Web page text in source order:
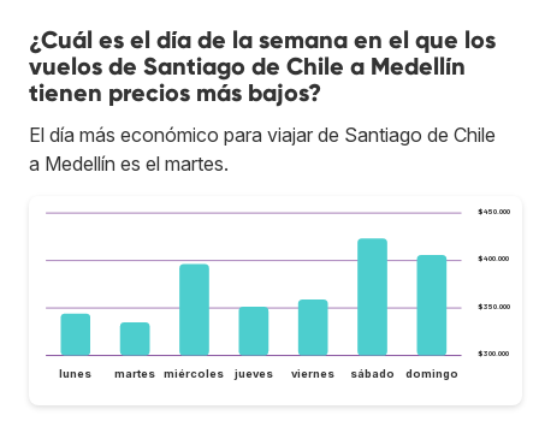
¿Cuál es el día de la semana en el que los
vuelos de Santiago de Chile a Medellín
tienen precios más bajos?
El día más económico para viajar de Santiago de Chile
a Medellín es el martes.
$300.000
$350.000
$400.000
$450.000
lunes martes miércoles jueves viernes sábado domingo